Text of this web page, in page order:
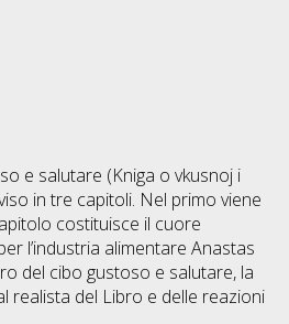
e salutare (Kniga o vkusnoj i
in tre capitoli. Nel primo viene
costituisce il cuore
l’industria alimentare Anastas
del cibo gustoso e salutare, la
realista del Libro e delle reazioni